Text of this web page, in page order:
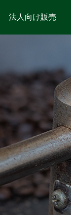
法人向け販売